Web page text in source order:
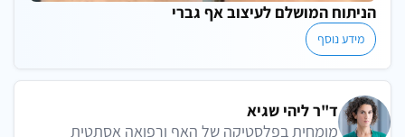
הניתוח המושלם לעיצוב אף גברי
מידע נוסף
ד"ר ליהי שגיא
מומחית בפלסטיקה של האף ורפואה אסתטית